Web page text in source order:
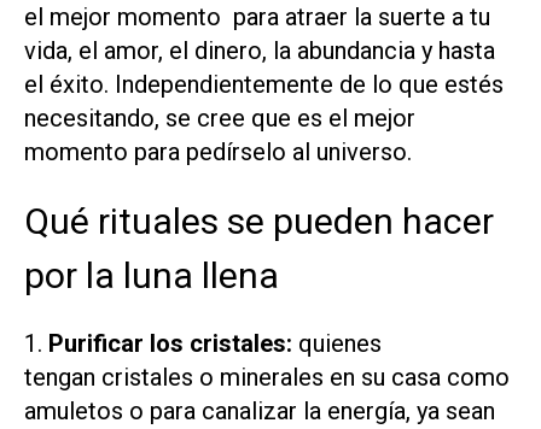
el mejor momento para atraer la suerte a tu
vida, el amor, el dinero, la abundancia y hasta
el éxito. Independientemente de lo que estés
necesitando, se cree que es el mejor
momento para pedírselo al universo.
Qué rituales se pueden hacer
por la luna llena
1. Purificar los cristales: quienes
tengan cristales o minerales en su casa como
amuletos o para canalizar la energía, ya sean